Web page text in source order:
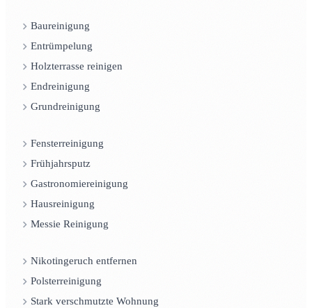
Baureinigung
Entrümpelung
Holzterrasse reinigen
Endreinigung
Grundreinigung
Fensterreinigung
Frühjahrsputz
Gastronomiereinigung
Hausreinigung
Messie Reinigung
Nikotingeruch entfernen
Polsterreinigung
Stark verschmutzte Wohnung